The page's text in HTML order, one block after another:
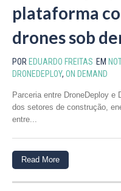
plataforma
drones sob
POR EDUARDO FREITAS EM
DRONEDEPLOY, ON DEMAND
Parceria entre DroneDeploy e
dos setores de construção,
entre...
Read More